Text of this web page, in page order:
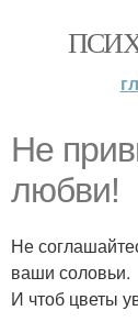
Не
любви!
Не
ваши соловьи.
И чтоб цветы